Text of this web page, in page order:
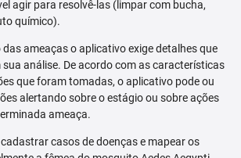
agir para resolvê-las (limpar com bucha,
químico).
ameaças o aplicativo exige detalhes que
análise. De acordo com as características
que foram tomadas, o aplicativo pode ou
alertando sobre o estágio ou sobre ações
ameaça.
casos de doenças e mapear os